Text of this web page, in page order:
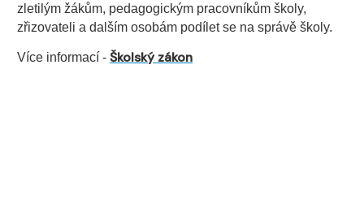
zletilým žákům, pedagogickým pracovníkům školy,
zřizovateli a dalším osobám podílet se na správě školy.
Více informací - Školský zákon